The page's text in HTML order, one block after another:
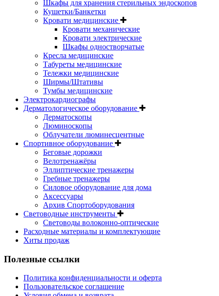
Шкафы для хранения стерильных эндоскопов
Кушетки/Банкетки
Кровати медицинские
Кровати механические
Кровати электрические
Шкафы одностворчатые
Кресла медицинские
Табуреты медицинские
Тележки медицинские
Ширмы/Штативы
Тумбы медицинские
Электрокардиографы
Дерматологическое оборудование
Дерматоскопы
Люминоскопы
Облучатели люминесцентные
Спортивное оборудование
Беговые дорожки
Велотренажёры
Эллиптические тренажеры
Гребные тренажеры
Силовое оборудование для дома
Аксессуары
Архив Спортоборудования
Световодные инструменты
Световоды волоконно-оптические
Расходные материалы и комплектующие
Хиты продаж
Полезные ссылки
Политика конфиденциальности и оферта
Пользовательское соглашение